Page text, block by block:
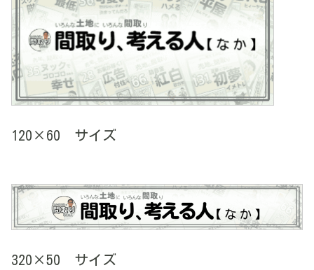
120×60 サイズ
320×50 サイズ